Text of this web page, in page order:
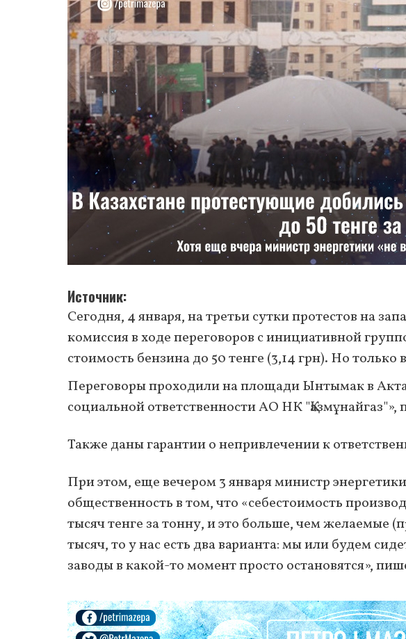
Источник
Сегодня, 4 января, на третьи сутки протестов на
комиссия в ходе переговоров с инициативной
стоимость бензина до 50 тенге (3,14 грн). Но
Переговоры проходили на площади Ынтымак в
социальной ответственности АО НК "Қазмұнайгаз"»,
Также даны гарантии о непривлечении к
При этом, еще вечером 3 января министр
общественность в том, что «себестоимость
тысяч тенге за тонну, и это больше, чем желаемые
тысяч, то у нас есть два варианта: мы или будем
заводы в какой-то момент просто остановятся»,